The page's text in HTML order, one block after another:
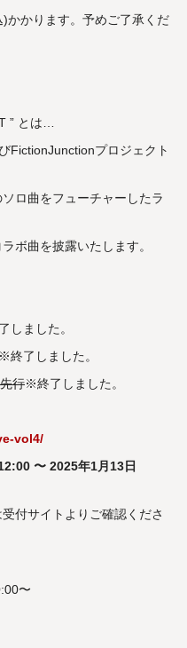
かります。予めご了承くだ
” とは…
FictionJunctionプロジェクト
ロ曲をフューチャーしたラ
ボ曲を披露いたします。
しました。
※終了しました。
行※終了しました。
vol4/
〜 2025年1月13日
付サイトよりご確認くださ
〜